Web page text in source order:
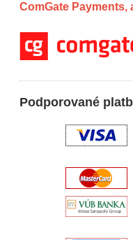
ComGate Payments,
Podporované